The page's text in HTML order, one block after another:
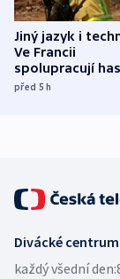
Jiný jazyk i
Ve Francii
spolupracují
různých zemí
před 5h
Divácké centrum
každý všední den: